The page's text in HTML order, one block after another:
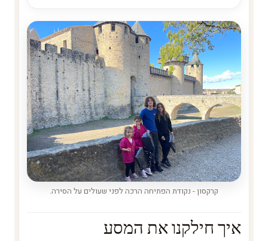
קרקסון - נקודת הפתיחה הרכה לפני שעולים על הסירה.
איך חילקנו את המסע